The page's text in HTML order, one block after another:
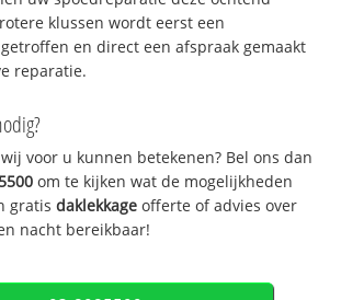
klussen wordt eerst een
en direct een afspraak gemaakt
reparatie.
voor u kunnen betekenen? Bel ons dan
om te kijken wat de mogelijkheden
gratisdaklekkage offerte of advies over
nacht bereikbaar!